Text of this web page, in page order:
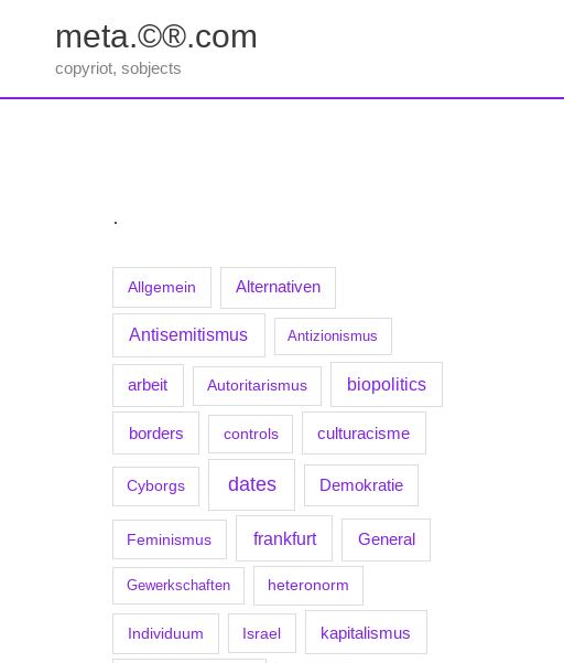
springen
meta.©®.com
copyriot, sobjects
.
Allgemein Alternativen
Antisemitismus Antizionismus
arbeit Autoritarismus biopolitics
borders controls culturacisme
Cyborgs dates Demokratie
Feminismus frankfurt General
Gewerkschaften heteronorm
Individuum Israel kapitalismus